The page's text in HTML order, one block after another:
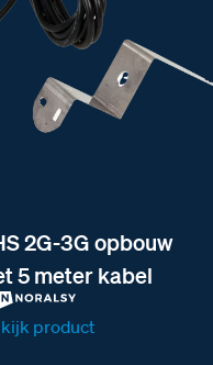
2G-3G opbouw
5 meter kabel
product